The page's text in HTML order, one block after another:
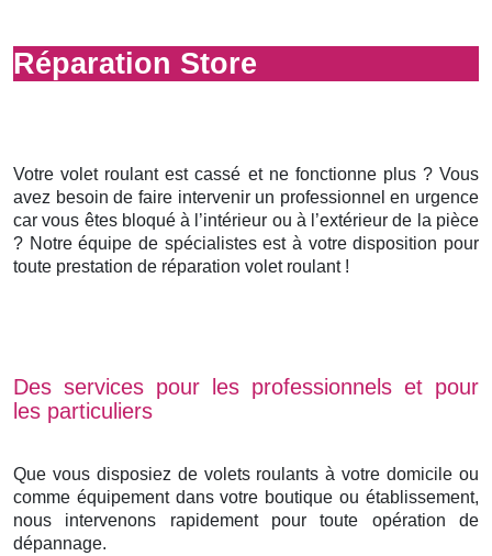
Réparation Store
Votre volet roulant est cassé et ne fonctionne plus ? Vous
avez besoin de faire intervenir un professionnel en urgence
car vous êtes bloqué à l’intérieur ou à l’extérieur de la pièce
? Notre équipe de spécialistes est à votre disposition pour
toute prestation de réparation volet roulant !
Des services pour les professionnels et pour
les particuliers
Que vous disposiez de volets roulants à votre domicile ou
comme équipement dans votre boutique ou établissement,
nous intervenons rapidement pour toute opération de
dépannage.